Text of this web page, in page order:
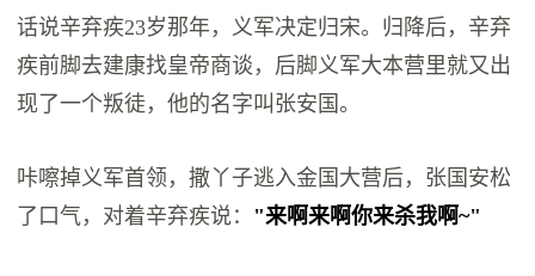
话说辛弃疾23岁那年，义军决定归宋。归降后，辛弃
疾前脚去建康找皇帝商谈，后脚义军大本营里就又出
现了一个叛徒，他的名字叫张安国。
咔嚓掉义军首领，撒丫子逃入金国大营后，张国安松
了口气，对着辛弃疾说： "来啊来啊你来杀我啊~"